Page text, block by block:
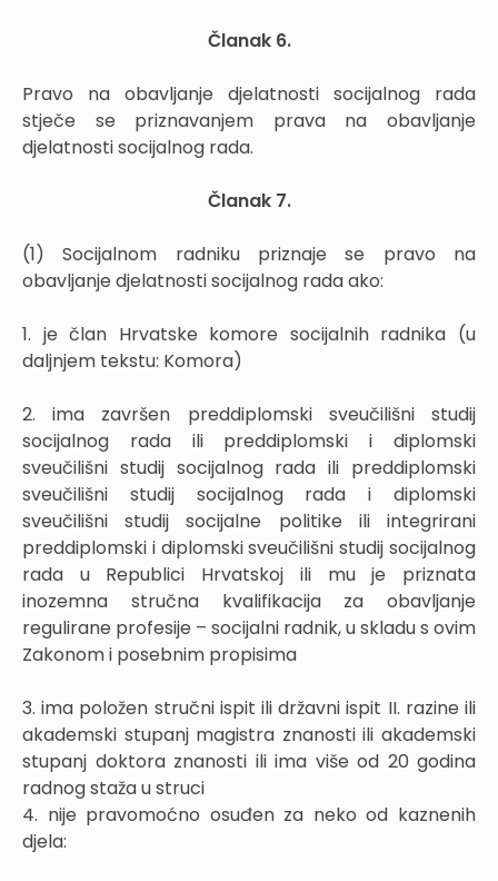
Članak 6.
Pravo na obavljanje djelatnosti socijalnog rada
stječe se priznavanjem prava na obavljanje
djelatnosti socijalnog rada.
Članak 7.
(1) Socijalnom radniku priznaje se pravo na
obavljanje djelatnosti socijalnog rada ako:
1. je član Hrvatske komore socijalnih radnika (u
daljnjem tekstu: Komora)
2. ima završen preddiplomski sveučilišni studij
socijalnog rada ili preddiplomski i diplomski
sveučilišni studij socijalnog rada ili preddiplomski
sveučilišni studij socijalnog rada i diplomski
sveučilišni studij socijalne politike ili integrirani
preddiplomski i diplomski sveučilišni studij socijalnog
rada u Republici Hrvatskoj ili mu je priznata
inozemna stručna kvalifikacija za obavljanje
regulirane profesije – socijalni radnik, u skladu s ovim
Zakonom i posebnim propisima
3. ima položen stručni ispit ili državni ispit II. razine ili
akademski stupanj magistra znanosti ili akademski
stupanj doktora znanosti ili ima više od 20 godina
radnog staža u struci
4. nije pravomoćno osuđen za neko od kaznenih
djela: